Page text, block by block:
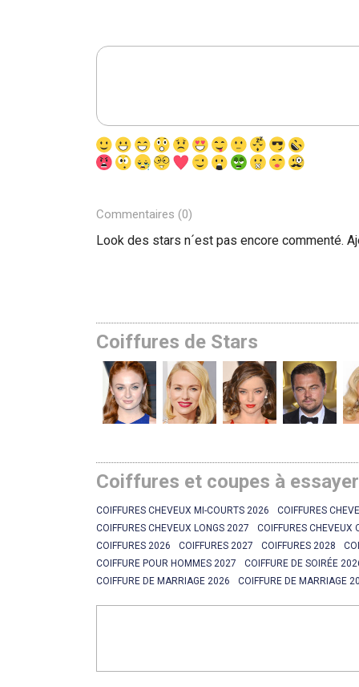
Commentaires (0)
Look des stars n´est pas encore commenté.
Coiffures de Stars
Coiffures et coupes à
COIFFURES CHEVEUX MI-COURTS 2026
COIFFURES
COIFFURES CHEVEUX LONGS 2027
COIFFURES CHEVEUX
COIFFURES 2026
COIFFURES 2027 COIFFURES 2028
COIFFURE POUR HOMMES 2027
COIFFURE DE SOIRÉE
COIFFURE DE MARRIAGE 2026
COIFFURE DE MARRIAGE